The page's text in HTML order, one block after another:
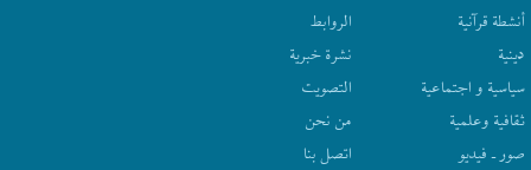
أنشطة قرآنیة
دينية
سیاسیة و اجتماعیة
ثقافیة وعلمیة
صور ـ فيديو
الروابط
نشرة‌ خبریة
التصويت
من نحن
اتصل بنا